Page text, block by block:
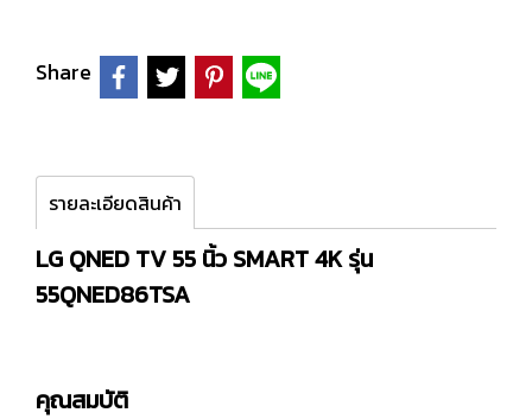
Share
รายละเอียดสินค้า
LG QNED TV 55 นิ้ว SMART 4K รุ่น
55QNED86TSA
คุณสมบัติ